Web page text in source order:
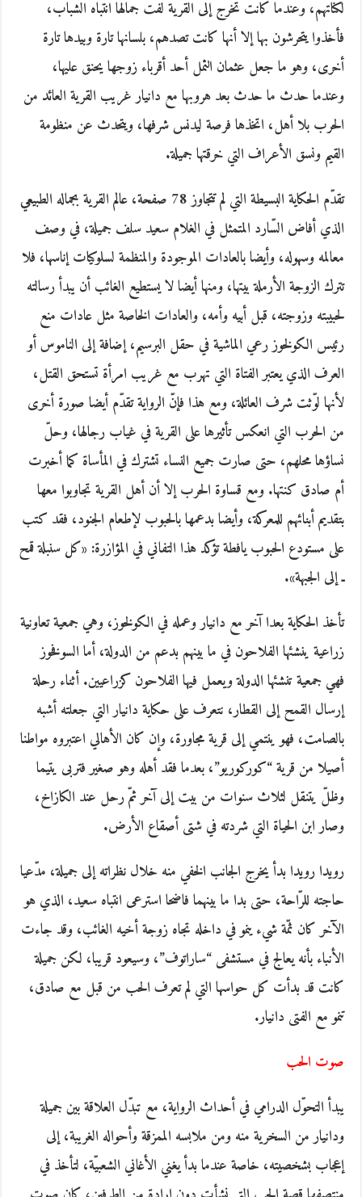
لكناتهم، وعندما كانت تخرج إلى القرية لفت جمالها انتباه الشباب،
فأخذوا يتحرشون بها إلا أنها كانت تصدهم، بلسانها تارة وبيدها تارة
أخرى، وهو ما جعل عثمان الثمل أحد أقرباء زوجها يحنق عليها،
وعندما حدث ما حدث بعد هروبها مع دانيار غريب القرية العائد من
الحرب بلا أهل، اتخذها فرصة ليدنس شرفها، ويتحدث عن منظومة
القيم ونسق الأعراف التي خرقتها جميلة.
تقدّم الحكاية البسيطة التي لم تتجاوز 78 صفحة، عالم القرية بجماله الطبيعي
الذي أفاض السّارد المتمثل في الغلام سعيد سلف جميلة، في وصف
معالمه وسهوله، وأيضا بالعادات الموجودة والمنظمة لسلوكيات إناسها، فلا
تترك الزوجة الأرملة بيتها، ومنها أيضا لا يستطيع الغائب أن يبدأ رسالته
لحبيبته وزوجته، قبل أبيه وأمه، والعادات الخاصة مثل عادات منع
رئيس الكولخوز رعي الماشية في حقل البرسيم، إضافة إلى الناموس أو
العرف الذي يعتبر الفتاة التي تهرب مع غريب امرأة تستحق القتل،
لأنها لوّثت شرف العائلة، ومع هذا فإنّ الرواية تقدّم أيضا صورة أخرى
من الحرب التي انعكس تأثيرها على القرية في غياب رجالها، وحلّ
نساؤها محلهم، حتى صارت جميع النساء تشترك في المأساة كما أخبرت
أم صادق كنتها. ومع قساوة الحرب إلا أن أهل القرية تجاوبوا معها
بتقديم أبنائهم للمعركة، وأيضا بدعمها بالحبوب لإطعام الجنود، فقد كتب
على مستودع الحبوب يافطة تؤكد هذا التفاني في المؤازرة: «كل سنبلة قمح
ـ إلى الجبهة».
تأخذ الحكاية بعدا آخر مع دانيار وعمله في الكولخوز، وهي جمعية تعاونية
زراعية ينشئها الفلاحون في ما بينهم بدعم من الدولة، أما السوفخوز
فهي جمعية تنشئها الدولة ويعمل فيها الفلاحون كزراعيين. أثناء رحلة
إرسال القمح إلى القطار، نتعرف على حكاية دانيار التي جعلته أشبه
بالصامت، فهو ينتمي إلى قرية مجاورة، وإن كان الأهالي اعتبروه مواطنا
أصيلا من قرية “كوركوريو”، بعدما فقد أهله وهو صغير فتربى يتيما
وظلّ يتنقل لثلاث سنوات من بيت إلى آخر ثمّ رحل عند الكازاخ،
وصار ابن الحياة التي شردته في شتى أصقاع الأرض.
رويدا رويدا بدأ يخرج الجانب الخفي منه خلال نظراته إلى جميلة، مدّعيا
حاجته للرّاحة، حتى بدا ما بينهما فاضحا استرعى انتباه سعيد، الذي هو
الآخر كان ثمّة شيء ينمو في داخله تجاه زوجة أخيه الغائب، وقد جاءت
الأنباء بأنه يعالج في مستشفى “ساراتوف”، وسيعود قريبا، لكن جميلة
كانت قد بدأت كل حواسها التي لم تعرف الحب من قبل مع صادق،
تنمو مع الفتى دانيار.
صوت الحب
يبدأ التحوّل الدرامي في أحداث الرواية، مع تبدّل العلاقة بين جميلة
ودانيار من السخرية منه ومن ملابسه الممزقة وأحواله الغريبة، إلى
إعجاب بشخصيته، خاصة عندما بدأ يغني الأغاني الشعبيّة، لتأخذ في